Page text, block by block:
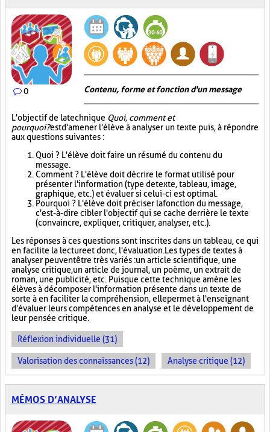
0 Contenu, forme et fonction d'un message
L'objectif de la technique Quoi, comment et
pourquoi?est d'amener l'élève à analyser un texte puis, à répondre
aux questions suivantes :
Quoi ? L'élève doit faire un résumé du contenu du
message.
Comment ? L'élève doit décrire le format utilisé pour
présenter l'information (type de texte, tableau, image,
graphique, etc.) et évaluer si celui-ci est optimal.
Pourquoi ? L'élève doit préciser la fonction du message,
c'est-à-dire cibler l'objectif qui se cache derrière le texte
(convaincre, expliquer, critiquer, analyser, etc.).
Les réponses à ces questions sont inscrites dans un tableau, ce qui
en facilite la lecture et donc, l'évaluation. Les types de textes à
analyser peuvent être très variés : un article scientifique, une
analyse critique, un article de journal, un poème, un extrait de
roman, une publicité, etc. Puisque cette technique amène les
élèves à décomposer l'information présente dans un texte de
sorte à en faciliter la compréhension, elle permet à l'enseignant
d'évaluer leurs compétences en analyse et le développement de
leur pensée critique.
Réflexion individuelle (31)
Valorisation des connaissances (12) Analyse critique (12)
MÉMOS D’ANALYSE